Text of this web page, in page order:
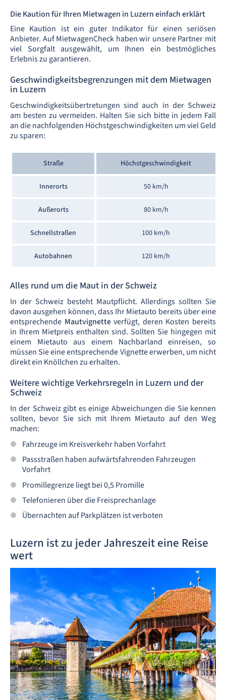
Die Kaution für Ihren Mietwagen in Luzern einfach erklärt
Eine Kaution ist ein guter Indikator für einen seriösen
Anbieter. Auf MietwagenCheck haben wir unsere Partner mit
viel Sorgfalt ausgewählt, um Ihnen ein bestmögliches
Erlebnis zu garantieren.
Geschwindigkeitsbegrenzungen mit dem Mietwagen
in Luzern
Geschwindigkeitsübertretungen sind auch in der Schweiz
am besten zu vermeiden. Halten Sie sich bitte in jedem Fall
an die nachfolgenden Höchstgeschwindigkeiten um viel Geld
zu sparen:
Straße Höchstgeschwindigkeit
Innerorts 50 km/h
Außerorts 80 km/h
Schnellstraßen 100 km/h
Autobahnen 120 km/h
Alles rund um die Maut in der Schweiz
In der Schweiz besteht Mautpflicht. Allerdings sollten Sie
davon ausgehen können, dass Ihr Mietauto bereits über eine
entsprechende Mautvignetteverfügt, deren Kosten bereits
in Ihrem Mietpreis enthalten sind. Sollten Sie hingegen mit
einem Mietauto aus einem Nachbarland einreisen, so
müssen Sie eine entsprechende Vignette erwerben, um nicht
direkt ein Knöllchen zu erhalten.
Weitere wichtige Verkehrsregeln in Luzern und der
Schweiz
In der Schweiz gibt es einige Abweichungen die Sie kennen
sollten, bevor Sie sich mit Ihrem Mietauto auf den Weg
machen:
Fahrzeuge im Kreisverkehr haben Vorfahrt
Passstraßen haben aufwärtsfahrenden Fahrzeugen
Vorfahrt
Promillegrenze liegt bei 0,5 Promille
Telefonieren über die Freisprechanlage
Übernachten auf Parkplätzen ist verboten
Luzern ist zu jeder Jahreszeit eine Reise
wert